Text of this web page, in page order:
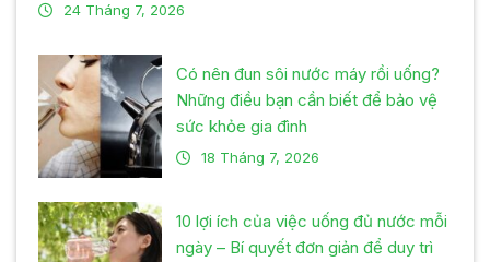
24 Tháng 7, 2026
Có nên đun sôi nước máy rồi uống?
Những điều bạn cần biết để bảo vệ
sức khỏe gia đình
18 Tháng 7, 2026
10 lợi ích của việc uống đủ nước mỗi
ngày – Bí quyết đơn giản để duy trì